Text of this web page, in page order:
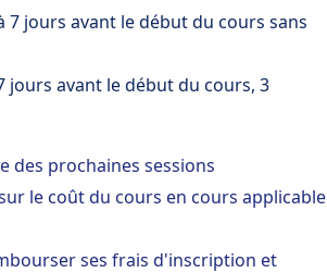
jours avant le début du cours sans
jours avant le début du cours, 3
des prochaines sessions
le coût du cours en cours applicable
ses frais d'inscription et